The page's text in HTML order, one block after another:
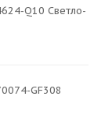
Q10 Светло-
GF308